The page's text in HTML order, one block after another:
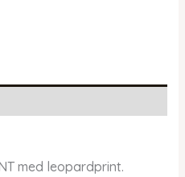
med leopardprint.